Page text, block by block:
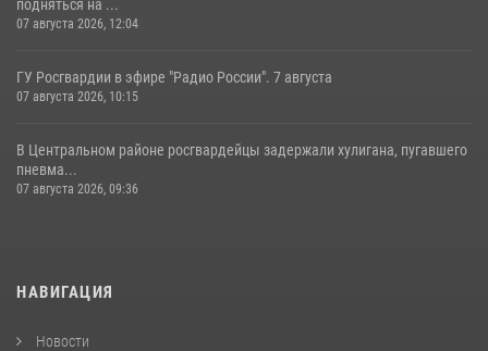
подняться на ...
07 августа 2026, 12:04
ГУ Росгвардии в эфире "Радио России". 7 августа
07 августа 2026, 10:15
В Центральном районе росгвардейцы задержали хулигана, пугавшего
пневма...
07 августа 2026, 09:36
НАВИГАЦИЯ
Новости